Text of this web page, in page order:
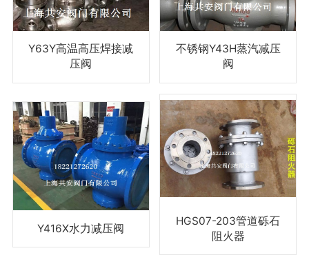
Y63Y高温高压焊接减
压阀
不锈钢Y43H蒸汽减压
阀
Y416X水力减压阀
HGS07-203管道砾石
阻火器